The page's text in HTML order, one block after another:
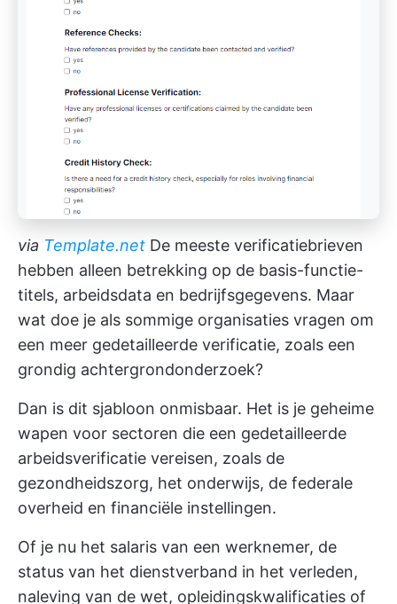
via Template.net De meeste verificatiebrieven
hebben alleen betrekking op de basis-functie-
titels, arbeidsdata en bedrijfsgegevens. Maar
wat doe je als sommige organisaties vragen om
een meer gedetailleerde verificatie, zoals een
grondig achtergrondonderzoek?
Dan is dit sjabloon onmisbaar. Het is je geheime
wapen voor sectoren die een gedetailleerde
arbeidsverificatie vereisen, zoals de
gezondheidszorg, het onderwijs, de federale
overheid en financiële instellingen.
Of je nu het salaris van een werknemer, de
status van het dienstverband in het verleden,
naleving van de wet, opleidingskwalificaties of